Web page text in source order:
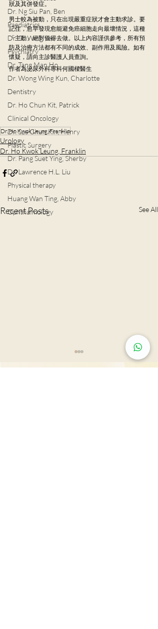
Dr. Ng Siu Pan, Ben
Paediatrics
Dr. So Wing Yee
Psychiatry
Dr. Tang Man Ho
Dr. Wong Wing Kun, Charlotte
Dentistry
Dr. Ho Chun Kit, Patrick
Clinical Oncology
Dr. Sze Chun Kin, Henry
Plastic Surgery
Dr. Pang Suet Ying, Sherby
Dr. Lawrence H.L. Liu
Physical therapy
Huang Wan Ting, Abby
Ophthalmology
狀及其併發症。
男士較為被動，只在出現嚴重症狀才會主動求診。要
記住，愈早發現愈能避免癌細胞走向最壞情況，這種
「主動」絕對值得去做。以上內容謹供參考，所有預
防及治療方法都有不同的成效、副作用及風險。如有
懷疑，請向主診醫護人員查詢。
作者為泌尿外科專科何國樑醫生
Dr. Ho Kwok Leung, Franklin
Urology
Dr. Ho Kwok Leung, Franklin
Recent Posts See All